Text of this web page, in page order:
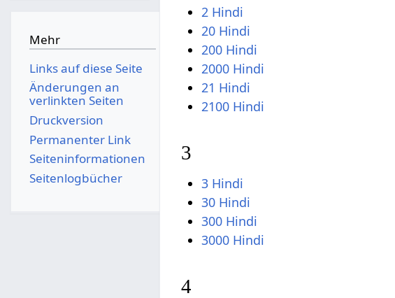
2 Hindi
20 Hindi
200 Hindi
2000 Hindi
21 Hindi
2100 Hindi
3
3 Hindi
30 Hindi
300 Hindi
3000 Hindi
4
Mehr
Links auf diese Seite
Änderungen an
verlinkten Seiten
Druckversion
Permanenter Link
Seiten­­informationen
Seitenlogbücher